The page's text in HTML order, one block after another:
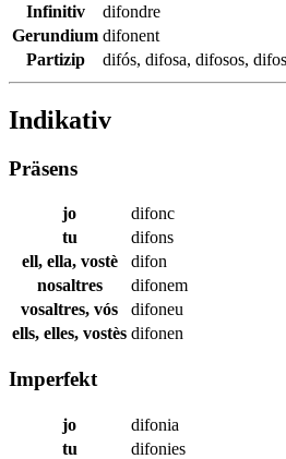
Infinitiv
difondre
Gerundium difonent
Partizip
difós, difosa, difosos,
Indikativ
Präsens
jo
difonc
tu
difons
ell, ella, vostè
difon
nosaltres
difonem
vosaltres, vós
difoneu
ells, elles, vostès difonen
Imperfekt
jo
difonia
tu
difonies